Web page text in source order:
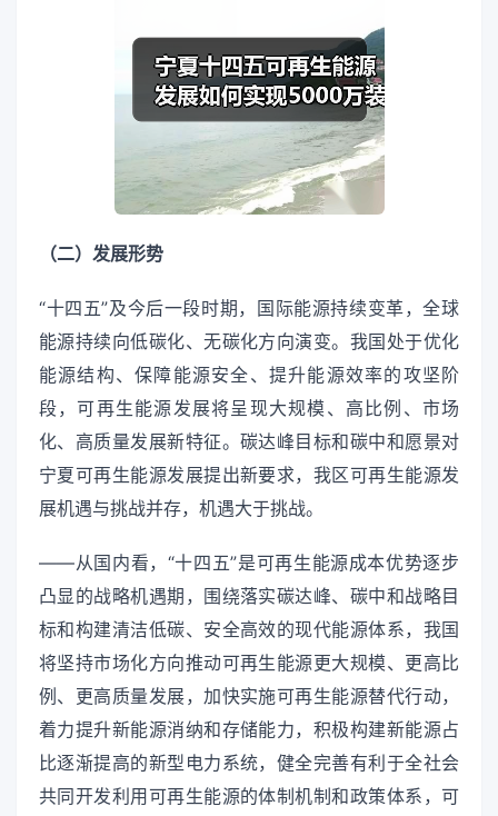
（二）发展形势
“十四五”及今后一段时期，国际能源持续变革，全球
能源持续向低碳化、无碳化方向演变。我国处于优化
能源结构、保障能源安全、提升能源效率的攻坚阶
段，可再生能源发展将呈现大规模、高比例、市场
化、高质量发展新特征。碳达峰目标和碳中和愿景对
宁夏可再生能源发展提出新要求，我区可再生能源发
展机遇与挑战并存，机遇大于挑战。
——从国内看，“十四五”是可再生能源成本优势逐步
凸显的战略机遇期，围绕落实碳达峰、碳中和战略目
标和构建清洁低碳、安全高效的现代能源体系，我国
将坚持市场化方向推动可再生能源更大规模、更高比
例、更高质量发展，加快实施可再生能源替代行动，
着力提升新能源消纳和存储能力，积极构建新能源占
比逐渐提高的新型电力系统，健全完善有利于全社会
共同开发利用可再生能源的体制机制和政策体系，可